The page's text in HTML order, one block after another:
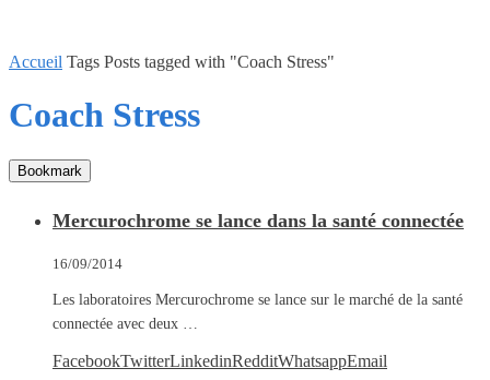
Accueil Tags Posts tagged with "Coach Stress"
Coach Stress
Bookmark
Mercurochrome se lance dans la santé connectée
16/09/2014
Les laboratoires Mercurochrome se lance sur le marché de la santé
connectée avec deux …
FacebookTwitterLinkedinRedditWhatsappEmail